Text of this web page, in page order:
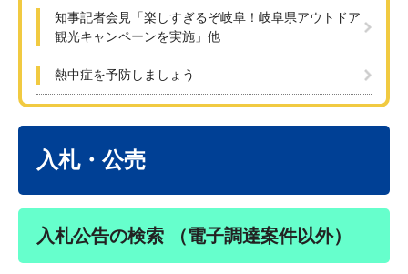
知事記者会見「楽しすぎるぞ岐阜！岐阜県アウトドア
観光キャンペーンを実施」他
熱中症を予防しましょう
入札・公売
入札公告の検索 （電子調達案件以外）